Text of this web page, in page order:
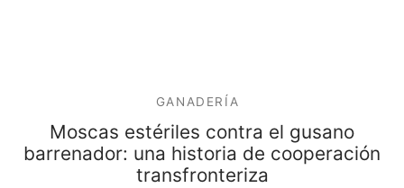
GANADERÍA
Moscas estériles contra el gusano
barrenador: una historia de cooperación
transfronteriza